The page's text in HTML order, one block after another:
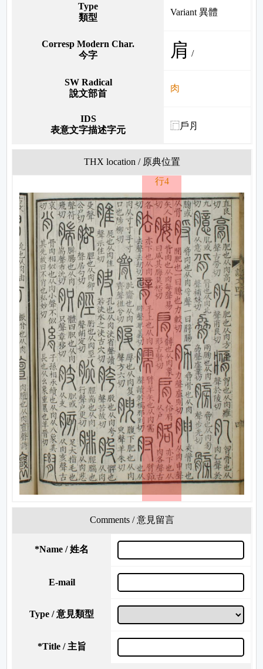
Type
類型
Variant 異體
Corresp Modern Char.
今字
肩 /
SW Radical
說文部首
肉
IDS
表意文字描述字元
⿸戶⺼
THX location / 原典位置
行4
Comments / 意見留言
*Name / 姓名
E-mail
Type / 意見類型
*Title / 主旨